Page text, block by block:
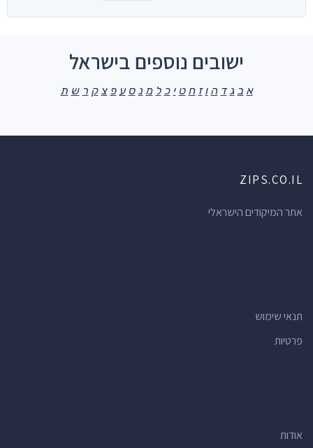
ישובים נוספים בישראל
א ב ג ד ה ו ז ח ט י כ ל מ נ ס ע פ צ ק ר ש ת
ZIPS.CO.IL
אתר המיקודים הישראלי
תנאי שימוש
פרטיות
אודות